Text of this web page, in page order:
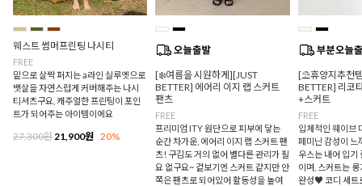
웨스트 썸머프린팅 나시티
FREE
밑으로 살짝 퍼지는 a라인 실루엣으로
뱃살을 자연스럽게 커버해주는 나시
티셔츠구요, 캐주얼한 프린팅이 포인
트가 되어주는 아이템이에요
27,300원 21,900원 20%
[❄️여름을 시원하게][JUST
BETTER] 에어리 이지 랩 스커트
팬츠
FREE
프리미엄 ITY 원단으로 피부에 닿는
순간 차가운, 에어리 이지 랩 스커트 팬
츠! 구김도 거의 없어 별다른 관리가 필
요 없구요~ 겉보기엔 스커트 같지만 안
쪽은 팬츠로 되어있어 활동성을 높여
[⛱️휴양지추천
BETTER] 리코
+스커트
FREE
입체적인 웨이브
페미닌 감성이 느
우스는 내어 입기
이며, 스커트는
완성♥ 코디 세트